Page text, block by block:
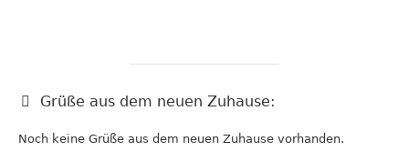
Grüße aus dem neuen Zuhause:
Noch keine Grüße aus dem neuen Zuhause vorhanden.